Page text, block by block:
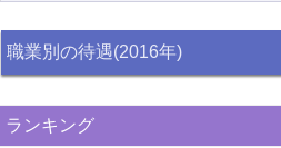
職業別の待遇(2016年)
ランキング